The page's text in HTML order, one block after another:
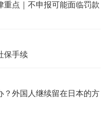
重点｜不申报可能面临罚款
保手续
？外国人继续留在日本的方